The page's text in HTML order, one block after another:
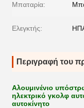
Μπαταρία:
Ελεγκτής:
Περιγραφή του
Αλουμινένιο
ηλεκτρικό γκολφ
αυτοκίνητο